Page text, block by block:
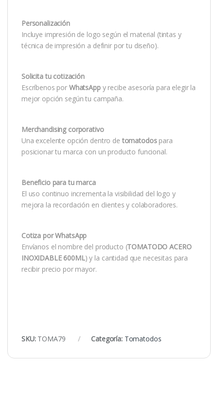
Personalización
Incluye impresión de logo según el material (tintas y
técnica de impresión a definir por tu diseño).
Solicita tu cotización
Escríbenos por WhatsAppy recibe asesoría para elegir la
mejor opción según tu campaña.
Merchandising corporativo
Una excelente opción dentro detomatodospara
posicionar tu marca con un producto funcional.
Beneficio para tu marca
El uso continuo incrementa la visibilidad del logo y
mejora la recordación en clientes y colaboradores.
Cotiza por WhatsApp
Envíanos el nombre del producto (TOMATODO ACERO
INOXIDABLE 600ML) y la cantidad que necesitas para
recibir precio por mayor.
SKU: TOMA79 Categoría: Tomatodos